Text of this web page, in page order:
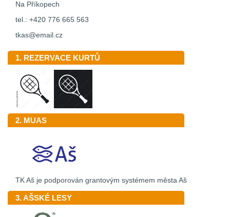
Na Příkopech
tel.: +420 776 665 563
tkas@email.cz
1. REZERVACE KURTŮ
2. MUAS
TK Aš je podporován grantovým systémem města Aš
3. AŠSKÉ LESY